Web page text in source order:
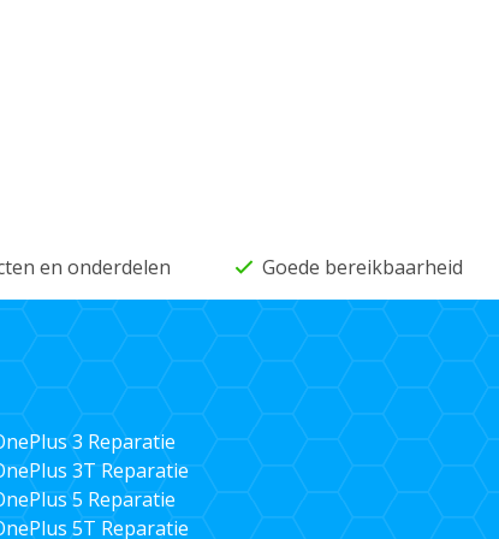
en onderdelen Goede bereikbaarheid
3 Reparatie
3T Reparatie
5 Reparatie
5T Reparatie